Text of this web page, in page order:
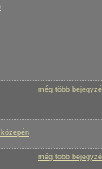
még több
még több